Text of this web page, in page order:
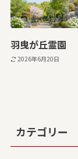
羽曳が丘霊園
2026年6月20日
カテゴリー